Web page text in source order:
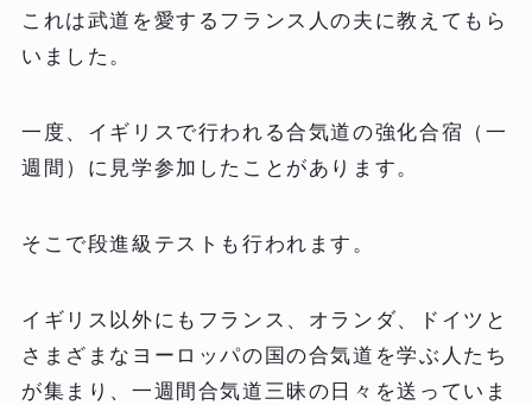
これは武道を愛するフランス人の夫に教えてもら
いました。
一度、イギリスで行われる合気道の強化合宿（一
週間）に見学参加したことがあります。
そこで段進級テストも行われます。
イギリス以外にもフランス、オランダ、ドイツと
さまざまなヨーロッパの国の合気道を学ぶ人たち
が集まり、一週間合気道三昧の日々を送っていま